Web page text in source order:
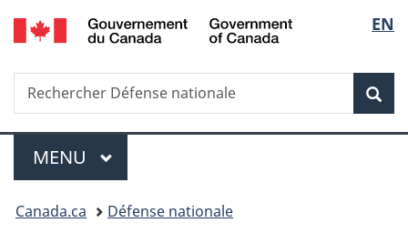
Passer
au
des
Passer
au
principal
Passer
à
Au
du
Passer
au
de
section
Passer
à
version
simplifiée
de
la
EN
Recherche
Rechercher
Défense
Menu
MENU PRINCIPAL
Vous
Canada.ca
Défense nationale